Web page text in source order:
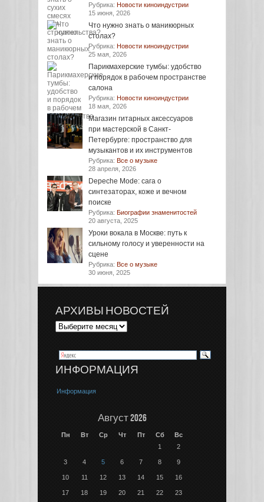
Рубрика: Новости киноиндустрии
15 июня, 2026
Что нужно знать о маникюрных
столах?
Рубрика: Новости киноиндустрии
25 мая, 2026
Парикмахерские тумбы: удобство
и порядок в рабочем пространстве
салона
Рубрика: Новости киноиндустрии
18 мая, 2026
Магазин гитарных аксессуаров
при мастерской в Санкт-
Петербурге: пространство для
музыкантов и их инструментов
Рубрика: Все о музыке
28 апреля, 2026
Depeche Mode: сага о
синтезаторах, коже и вечном
поиске
Рубрика: Биографии знаменитостей
20 августа, 2025
Уроки вокала в Москве: путь к
сильному голосу и уверенности на
сцене
Рубрика: Все о музыке
30 июня, 2025
АРХИВЫ НОВОСТЕЙ
ИНФОРМАЦИЯ
Информация
Август 2026
Пн Вт Ср Чт Пт Сб
Вс
1
2
3 4 5 6 7 8 9
10 11 12 13 14 15 16
17 18 19 20 21 22 23